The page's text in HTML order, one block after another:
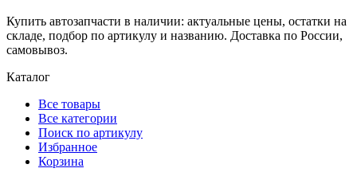
Купить автозапчасти в наличии: актуальные цены, остатки на
складе, подбор по артикулу и названию. Доставка по России,
самовывоз.
Каталог
Все товары
Все категории
Поиск по артикулу
Избранное
Корзина